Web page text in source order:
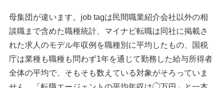
母集団が違います。job tagは民間職業紹介会社以外の相
談職まで含めた職種統計、マイナビ転職は同社に掲載さ
れた求人のモデル年収例を職種別に平均したもの、国税
庁は業種も職種も問わず1年を通じて勤務した給与所得者
全体の平均で、そもそも数えている対象がそろっていま